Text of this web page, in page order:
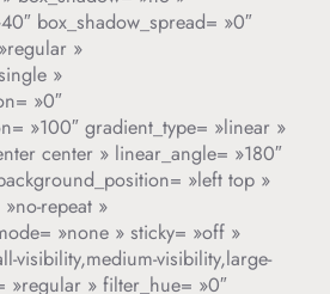
box_shadow_spread= »0″
»
»
»0″
»100″ gradient_type= »linear »
center » linear_angle= »180″
»left top »
repeat »
»none » sticky= »off »
visibility,medium-visibility,large-
»regular » filter_hue= »0″